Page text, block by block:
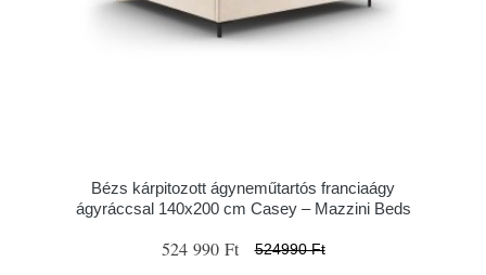
Bézs kárpitozott ágyneműtartós franciaágy
ágyráccsal 140x200 cm Casey – Mazzini Beds
524 990 Ft 524990 Ft